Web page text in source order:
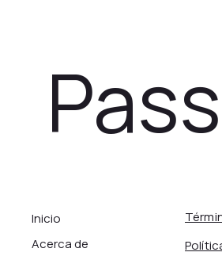
Inicio
Acerca de